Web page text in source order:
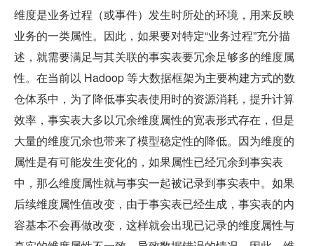
维度是业务过程（或事件）发生时所处的环境，用来反映
业务的一类属性。因此，如果要对特定“业务过程”充分描
述，就需要满足与其关联的事实表要冗余足够多的维度属
性。在当前以 Hadoop 等大数据框架为主要构建方式的数
仓体系中，为了降低事实表使用时的资源消耗，提升计算
效率，事实表大多以冗余维度属性的宽表形式存在，但是
大量的维度冗余也带来了模型稳定性的降低。因为维度的
属性是有可能发生变化的，如果属性已经冗余到事实表
中，那么维度属性就与事实一起被记录到事实表中。如果
后续维度属性值改变，由于事实表已经生成，事实表的内
容基本不会再做改变，这样就会出现已记录的维度属性与